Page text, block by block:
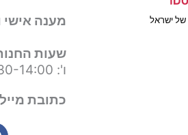
מענה אישי
שעות
ו': 09:30-14:00
כתובת